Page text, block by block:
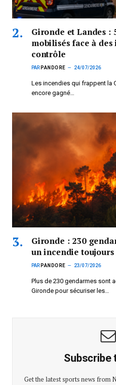
Gironde et Landes :
mobilisés face à
contrôle
PAR PANDORE 24/07/2026
Les incendies qui frappent la
encore gagné…
Gironde : 230
un incendie
PAR PANDORE 23/07/2026
Plus de 230 gendarmes sont
Gironde pour sécuriser les…
Subscribe
Get the latest sports news from